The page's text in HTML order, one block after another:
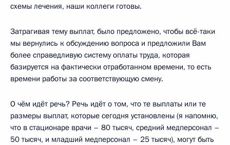
схемы лечения, наши коллеги готовы.
Затрагивая тему выплат, было предложено, чтобы всё-таки
мы вернулись к обсуждению вопроса и предложили Вам
более справедливую систему оплаты труда, которая
базируется на фактически отработанном времени, то есть
времени работы за соответствующую смену.
О чём идёт речь? Речь идёт о том, что те выплаты или те
размеры выплат, которые сегодня установлены (я напомню,
что в стационаре врачи – 80 тысяч, средний медперсонал –
50 тысяч, и младший медперсонал – 25 тысяч), могут быть